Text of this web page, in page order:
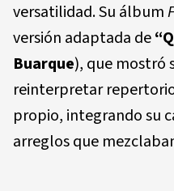
versatilidad. Su álbum
versión adaptada de
Buarque), que mostró
reinterpretar
propio, integrando su
arreglos que